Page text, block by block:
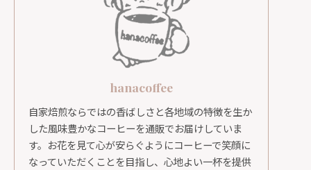
hanacoffee
自家焙煎ならではの香ばしさと各地域の特徴を生か
した風味豊かなコーヒーを通販でお届けしていま
す。お花を見て心が安らぐようにコーヒーで笑顔に
なっていただくことを目指し、心地よい一杯を提供